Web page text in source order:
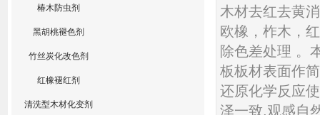
椿木防虫剂
黑胡桃褪色剂
竹丝炭化改色剂
红橡褪红剂
清洗型木材化变剂
木材去红去黄
欧橡，柞木，
除色差处理 。
板板材表面作
还原化学反应
泽一致,观感自